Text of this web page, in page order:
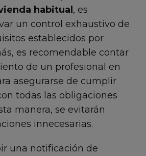
habitual, es
un control exhaustivo de
establecidos por
es recomendable contar
de un profesional en
asegurarse de cumplir
todas las obligaciones
manera, se evitarán
innecesarias.
una notificación de